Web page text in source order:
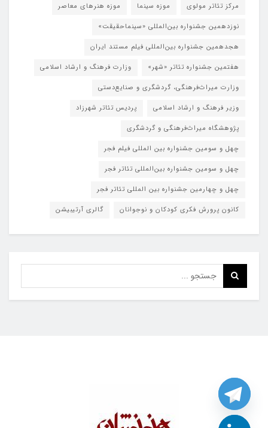
مرکز تئاتر مولوی
موزه سینما
موزه هنرهای معاصر
نوزدهمین جشنواره بین‌المللی «سینماحقیقت»
هجدهمین جشنواره بین‌المللی فیلم مستند ایران
هفتمین جشنواره تئاتر «شهر»
وزارت فرهنگ و ارشاد اسلامی
وزارت میراث‌فرهنگی، گردشگری و صنایع‌دستی
وزیر فرهنگ و ارشاد اسلامی
پردیس تئاتر شهرزاد
پژوهشگاه میراث‌فرهنگی و گردشگری
چهل و سومین جشنواره بین المللی فیلم فجر
چهل و سومین جشنواره بین‌المللی تئاتر فجر
چهل و چهارمین جشنواره بین المللی تئاتر فجر
کانون پرورش فکری کودکان و نوجوانان
گالری آرتیبیشن